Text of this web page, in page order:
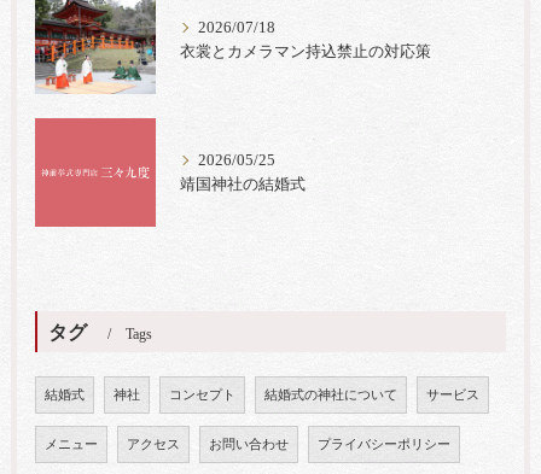
2026/07/18
衣裳とカメラマン持込禁止の対応策
2026/05/25
靖国神社の結婚式
タグ Tags
結婚式 神社 コンセプト 結婚式の神社について サービス
メニュー アクセス お問い合わせ プライバシーポリシー